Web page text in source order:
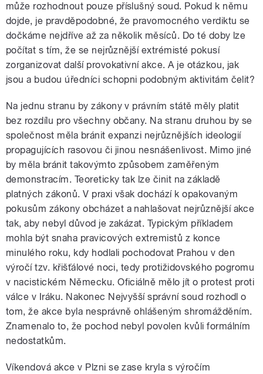
může rozhodnout pouze příslušný soud. Pokud k němu
dojde, je pravděpodobné, že pravomocného verdiktu se
dočkáme nejdříve až za několik měsíců. Do té doby lze
počítat s tím, že se nejrůznější extrémisté pokusí
zorganizovat další provokativní akce. A je otázkou, jak
jsou a budou úředníci schopni podobným aktivitám čelit?
Na jednu stranu by zákony v právním státě měly platit
bez rozdílu pro všechny občany. Na stranu druhou by se
společnost měla bránit expanzi nejrůznějších ideologií
propagujících rasovou či jinou nesnášenlivost. Mimo jiné
by měla bránit takovýmto způsobem zaměřeným
demonstracím. Teoreticky tak lze činit na základě
platných zákonů. V praxi však dochází k opakovaným
pokusům zákony obcházet a nahlašovat nejrůznější akce
tak, aby nebyl důvod je zakázat. Typickým příkladem
mohla být snaha pravicových extremistů z konce
minulého roku, kdy hodlali pochodovat Prahou v den
výročí tzv. křišťálové noci, tedy protižidovského pogromu
v nacistickém Německu. Oficiálně mělo jít o protest proti
válce v Iráku. Nakonec Nejvyšší správní soud rozhodl o
tom, že akce byla nesprávně ohlášeným shromážděním.
Znamenalo to, že pochod nebyl povolen kvůli formálním
nedostatkům.
Víkendová akce v Plzni se zase kryla s výročím